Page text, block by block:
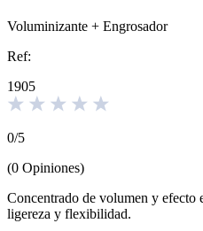
Voluminizante + Engrosador
Ref:
1905
0/5
(0 Opiniones)
Concentrado de volumen y efecto
ligereza y flexibilidad.